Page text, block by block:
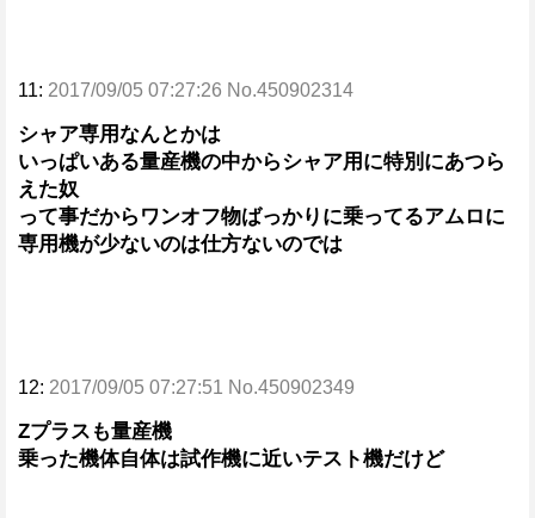
11: 2017/09/05 07:27:26 No.450902314
シャア専用なんとかは
いっぱいある量産機の中からシャア用に特別にあつら
えた奴
って事だからワンオフ物ばっかりに乗ってるアムロに
専用機が少ないのは仕方ないのでは
12: 2017/09/05 07:27:51 No.450902349
Ζプラスも量産機
乗った機体自体は試作機に近いテスト機だけど